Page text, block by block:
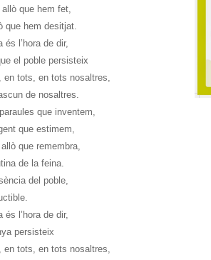
allò que hem fet,
que hem desitjat.
és l’hora de dir,
el poble persisteix
en tots, en tots nosaltres,
de nosaltres.
que inventem,
que estimem,
que remembra,
de la feina.
del poble,
és l’hora de dir,
persisteix
en tots, en tots nosaltres,